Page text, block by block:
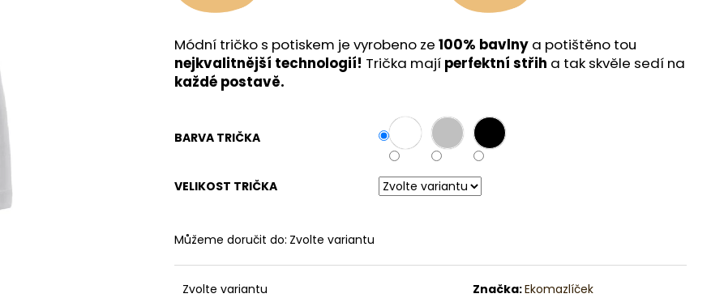
Módní tričko s potiskem je vyrobeno ze 100% bavlny a potištěno tou
nejkvalitnější technologií! Trička mají perfektní střih a tak skvěle sedí na
každé postavě.
BARVA TRIČKA
VELIKOST TRIČKA
Můžeme doručit do: Zvolte variantu
Zvolte variantu Značka:Ekomazlíček